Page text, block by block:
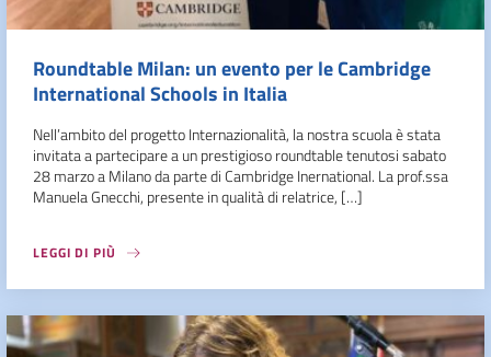
Roundtable Milan: un evento per le Cambridge
International Schools in Italia
Nell’ambito del progetto Internazionalità, la nostra scuola è stata
invitata a partecipare a un prestigioso roundtable tenutosi sabato
28 marzo a Milano da parte di Cambridge Inernational. La prof.ssa
Manuela Gnecchi, presente in qualità di relatrice, […]
LEGGI DI PIÙ